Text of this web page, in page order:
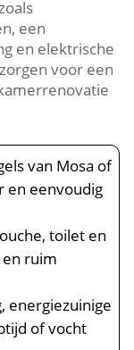
een
en elektrische
voor een
van Mosa of
en eenvoudig
toilet en
ruim
energiezuinige
of vocht